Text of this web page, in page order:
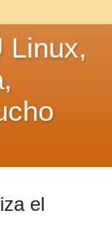
Linux,
el